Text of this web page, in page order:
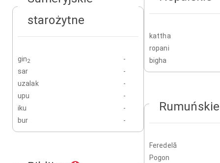
starożytne
gin2
-
sar
-
uzalak
-
upu
-
iku
-
bur
-
kattha
ropani
bigha
Rumuńskie
Feredelă
Pogon